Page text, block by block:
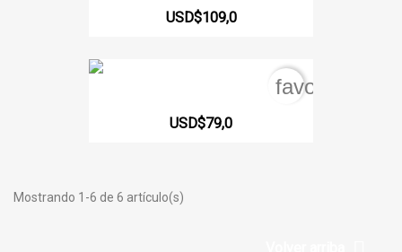
USD$109,0
USD$79,0
Mostrando 1-6 de 6 artículo(s)